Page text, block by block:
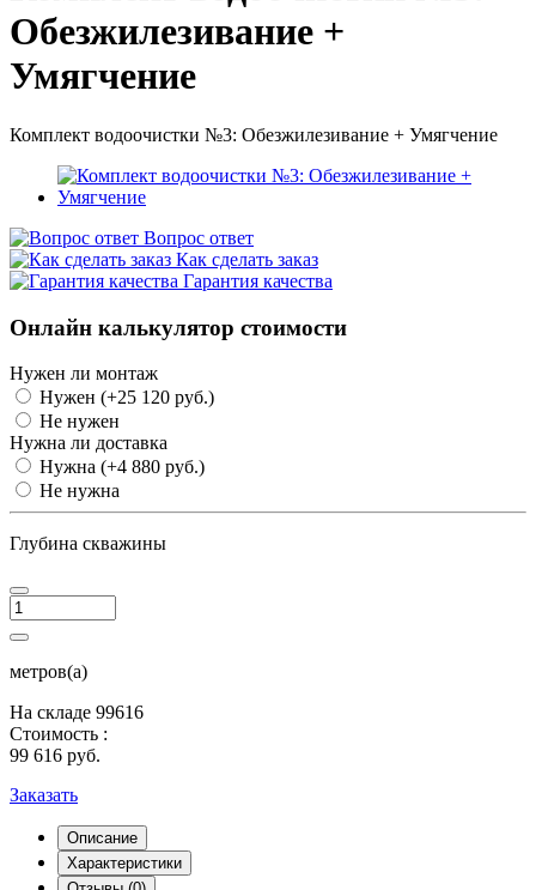
Обезжилезивание +
Умягчение
Комплект водоочистки №3: Обезжилезивание + Умягчение
Вопрос ответ
Как сделать заказ
Гарантия качества
Онлайн калькулятор стоимости
Нужен ли монтаж
Нужен (+25 120 руб.)
Не нужен
Нужна ли доставка
Нужна (+4 880 руб.)
Не нужна
Глубина скважины
метров(а)
На складе 99616
Стоимость :
99 616 руб.
Заказать
Описание
Характеристики